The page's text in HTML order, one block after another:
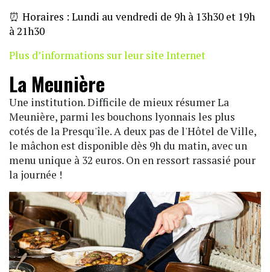
⏰ Horaires : Lundi au vendredi de 9h à 13h30 et 19h
à 21h30
Plus d’informations sur leur site Internet
La Meunière
Une institution. Difficile de mieux résumer La
Meunière, parmi les bouchons lyonnais les plus
cotés de la Presqu'île. A deux pas de l'Hôtel de Ville,
le mâchon est disponible dès 9h du matin, avec un
menu unique à 32 euros. On en ressort rassasié pour
la journée !